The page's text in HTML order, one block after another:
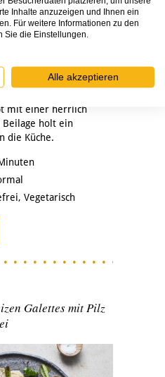
mit einer herrlich
holt ein
die Küche.
Vegetarisch
Galettes mit Pilz
Inhalte anzuzeigen und Ihnen ein
Für weitere Informationen zu den
Sie die Einstellungen.
Alle akzeptieren